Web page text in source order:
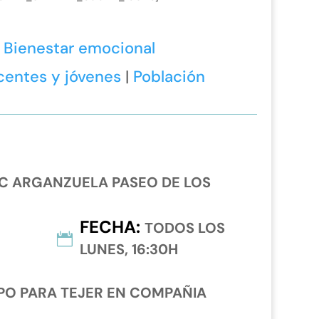
Bienestar emocional
y jóvenes | Población
ARGANZUELA PASEO DE LOS
FECHA: TODOS LOS
LUNES, 16:30H
PARA TEJER EN COMPAÑIA